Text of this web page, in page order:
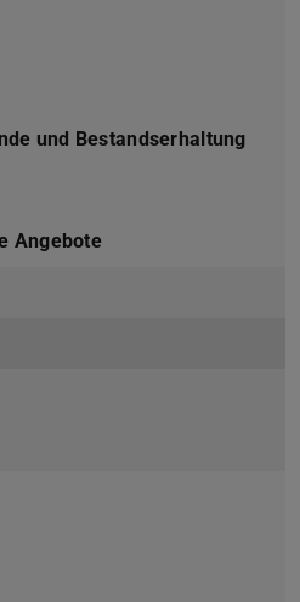
und Bestandserhaltung
Angebote